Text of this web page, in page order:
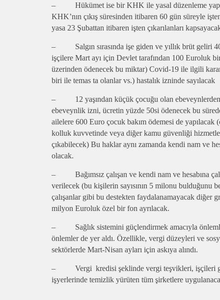
– Hükümet ise bir KHK ile yasal düzenleme
KHK’nın çıkış süresinden itibaren 60 gün süreyle
yasa 23 Şubattan itibaren işten çıkarılanları
– Salgın sırasında işe giden ve yıllık brüt geliri
işçilere Mart ayı için Devlet tarafından 100 Euroluk
üzerinden ödenecek bu miktar) Covid-19 ile ilgili
biri ile temas ta olanlar vs.) hastalık izninde sayılacak
– 12 yaşından küçük çocuğu olan ebeveynlerden
ebeveynlik izni, ücretin yüzde 50si ödenecek bu
ailelere 600 Euro çocuk bakım ödemesi de yapılacak
kolluk kuvvetinde veya diğer kamu güvenliği
çıkabilecek) Bu haklar aynı zamanda kendi nam ve
olacak.
– Bağımsız çalışan ve kendi nam ve hesabına
verilecek (bu kişilerin sayısının 5 milonu bulduğunu
çalışanlar gibi bu destekten faydalanamayacak diğer
milyon Euroluk özel bir fon ayrılacak.
– Sağlık sistemini güçlendirmek amacıyla
önlemler de yer aldı. Özellikle, vergi düzeyleri ve
sektörlerde Mart-Nisan ayları için askıya alındı.
– Vergi kredisi şeklinde vergi teşvikleri, işçileri
işyerlerinde temizlik yürüten tüm şirketlere